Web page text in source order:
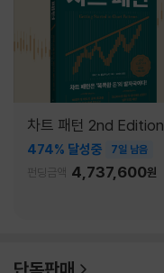
차트 패턴 2nd Edition
474% 달성중 7일 남음
펀딩금액 4,737,600원